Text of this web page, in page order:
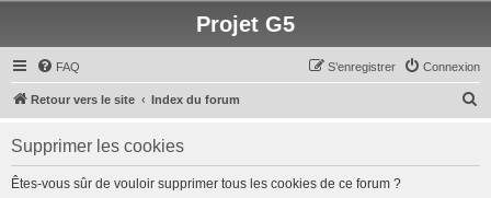
Projet G5
FAQ Connexion
S’enregistrer
Retour vers le site Index du forum
Supprimer les cookies
Êtes-vous sûr de vouloir supprimer tous les cookies de ce forum ?